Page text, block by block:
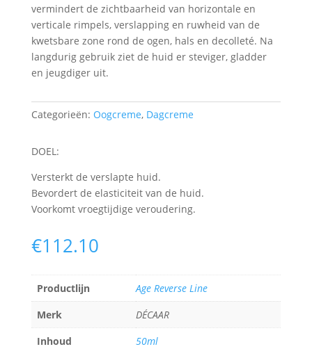
vermindert de zichtbaarheid van horizontale en
verticale rimpels, verslapping en ruwheid van de
kwetsbare zone rond de ogen, hals en decolleté. Na
langdurig gebruik ziet de huid er steviger, gladder
en jeugdiger uit.
Categorieën: Oogcreme, Dagcreme
DOEL:
Versterkt de verslapte huid.
Bevordert de elasticiteit van de huid.
Voorkomt vroegtijdige veroudering.
€112.10
Productlijn
Age Reverse Line
Merk
DÉCAAR
Inhoud
50ml